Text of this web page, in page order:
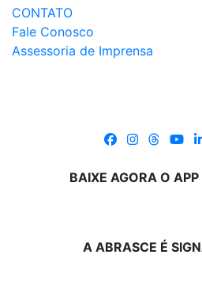
CONTATO
Fale Conosco
Assessoria de Imprensa
BAIXE AGORA O
A ABRASCE É